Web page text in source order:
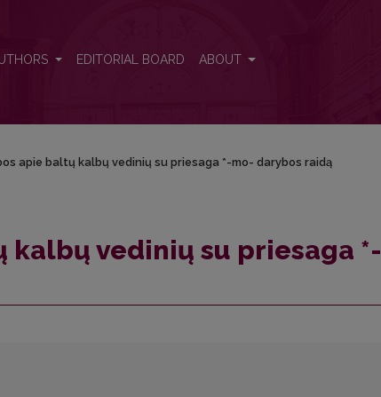
EDITORIAL BOARD ABOUT
apie baltų kalbų vedinių su priesaga *-mo- darybos raidą
vedinių su priesaga *-